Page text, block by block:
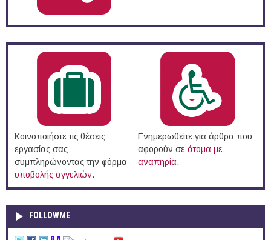
Κοινοποιήστε τις θέσεις
εργασίας σας
συμπληρώνοντας την φόρμα
υποβολής αγγελιών.
Ενημερωθείτε για άρθρα που
αφορούν σε άτομα με
αναπηρία.
FOLLOWME